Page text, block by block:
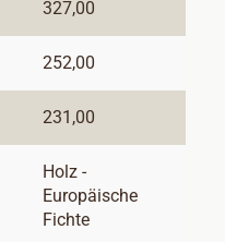
327,00
252,00
231,00
Holz -
Europäische
Fichte